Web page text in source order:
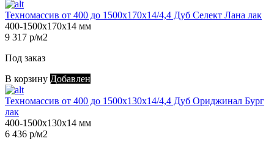
Техномассив от 400 до 1500х170х14/4,4 Дуб Селект Лана лак
400-1500х170х14 мм
9 317 р/м2
Под заказ
В корзину Добавлен
Техномассив от 400 до 1500х130х14/4,4 Дуб Ориджинал Бург
лак
400-1500х130х14 мм
6 436 р/м2